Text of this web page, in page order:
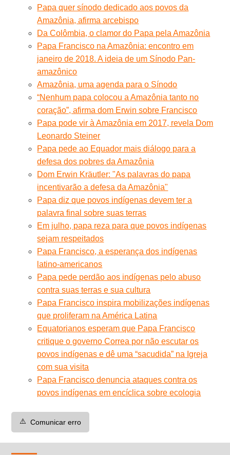
Papa quer sínodo dedicado aos povos da
Amazônia, afirma arcebispo
Da Colômbia, o clamor do Papa pela Amazônia
Papa Francisco na Amazônia: encontro em
janeiro de 2018. A ideia de um Sínodo Pan-
amazônico
Amazônia, uma agenda para o Sínodo
“Nenhum papa colocou a Amazônia tanto no
coração”, afirma dom Erwin sobre Francisco
Papa pode vir à Amazônia em 2017, revela Dom
Leonardo Steiner
Papa pede ao Equador mais diálogo para a
defesa dos pobres da Amazônia
Dom Erwin Kräutler: "As palavras do papa
incentivarão a defesa da Amazônia"
Papa diz que povos indígenas devem ter a
palavra final sobre suas terras
Em julho, papa reza para que povos indígenas
sejam respeitados
Papa Francisco, a esperança dos indígenas
latino-americanos
Papa pede perdão aos indígenas pelo abuso
contra suas terras e sua cultura
Papa Francisco inspira mobilizações indígenas
que proliferam na América Latina
Equatorianos esperam que Papa Francisco
critique o governo Correa por não escutar os
povos indígenas e dê uma “sacudida” na Igreja
com sua visita
Papa Francisco denuncia ataques contra os
povos indígenas em encíclica sobre ecologia
⚠️ Comunicar erro